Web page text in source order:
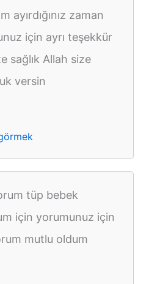
ayırdığınız zaman
için ayrı teşekkür
sağlık Allah size
versin
tüp bebek
için yorumunuz için
mutlu oldum